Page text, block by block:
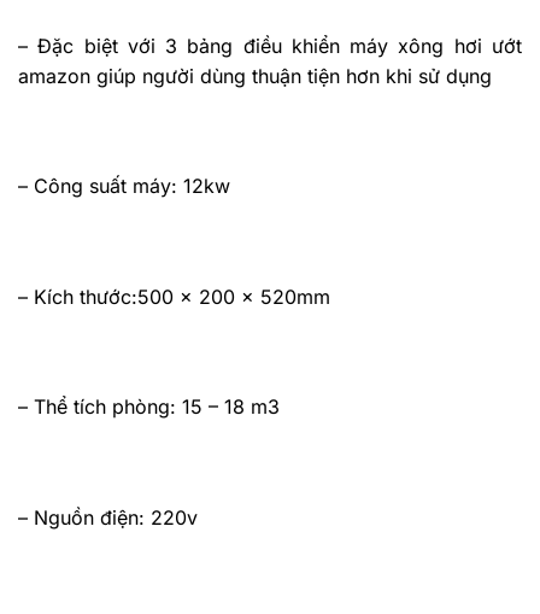
– Đặc biệt với 3 bảng điều khiển máy xông hơi ướt
amazon giúp người dùng thuận tiện hơn khi sử dụng
– Công suất máy: 12kw
– Kích thước:500 x 200 x 520mm
– Thể tích phòng: 15 – 18 m3
– Nguồn điện: 220v